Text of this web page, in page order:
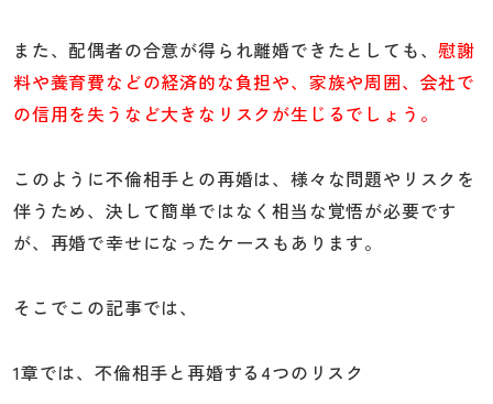
また、配偶者の合意が得られ離婚できたとしても、慰謝
料や養育費などの経済的な負担や、家族や周囲、会社で
の信用を失うなど大きなリスクが生じるでしょう。
このように不倫相手との再婚は、様々な問題やリスクを
伴うため、決して簡単ではなく相当な覚悟が必要です
が、再婚で幸せになったケースもあります。
そこでこの記事では、
1章では、不倫相手と再婚する4つのリスク